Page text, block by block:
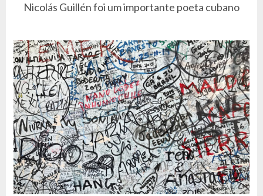
Nicolás Guillén foi um importante poeta cubano